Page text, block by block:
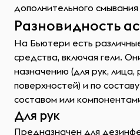
дополнительного
Разновидность
На Бьютери есть
средства, включая гели.
назначению (для рук, лица,
поверхностей) и по
составом или
Для рук
Предназначен для